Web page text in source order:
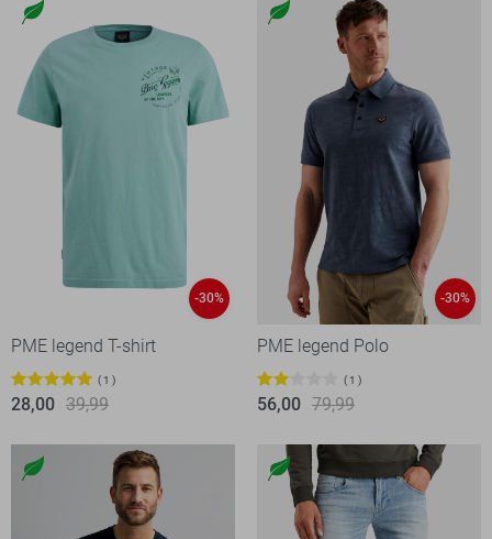
-30%
PME legend T-shirt
1
28,00 39,99
-30%
PME legend Polo
1
56,00 79,99